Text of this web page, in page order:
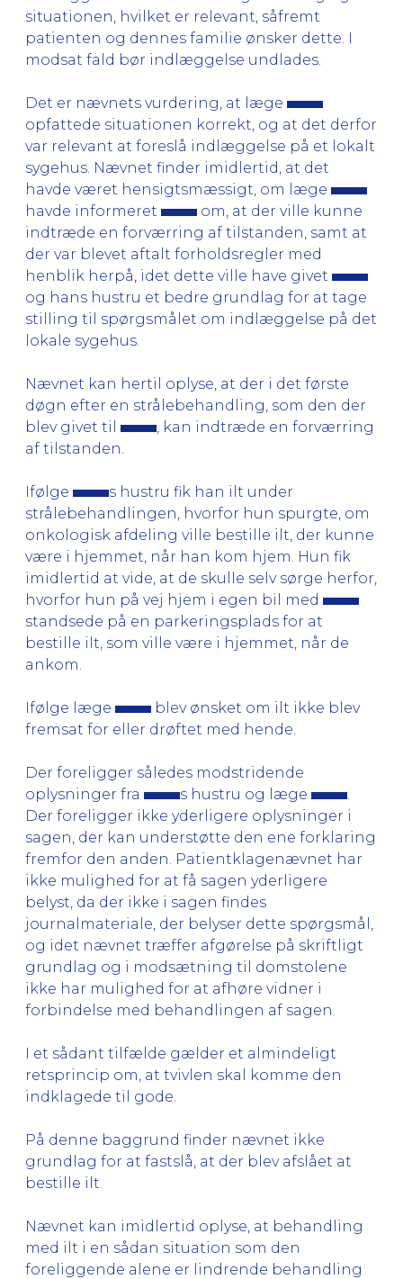
situationen, hvilket er relevant, såfremt
patienten og dennes familie ønsker dette. I
modsat fald bør indlæggelse undlades.
Det er nævnets vurdering, at læge
opfattede situationen korrekt, og at det derfor
var relevant at foreslå indlæggelse på et lokalt
sygehus. Nævnet finder imidlertid, at det
havde været hensigtsmæssigt, om læge
havde informeret
om, at der ville kunne
indtræde en forværring af tilstanden, samt at
der var blevet aftalt forholdsregler med
henblik herpå, idet dette ville have givet
og hans hustru et bedre grundlag for at tage
stilling til spørgsmålet om indlæggelse på det
lokale sygehus.
Nævnet kan hertil oplyse, at der i det første
døgn efter en strålebehandling, som den der
blev givet til
, kan indtræde en forværring
af tilstanden.
Ifølge
s hustru fik han ilt under
strålebehandlingen, hvorfor hun spurgte, om
onkologisk afdeling ville bestille ilt, der kunne
være i hjemmet, når han kom hjem. Hun fik
imidlertid at vide, at de skulle selv sørge herfor,
hvorfor hun på vej hjem i egen bil med
standsede på en parkeringsplads for at
bestille ilt, som ville være i hjemmet, når de
ankom.
Ifølge læge
blev ønsket om ilt ikke blev
fremsat for eller drøftet med hende.
Der foreligger således modstridende
oplysninger fra
s hustru og læge
Der foreligger ikke yderligere oplysninger i
sagen, der kan understøtte den ene forklaring
fremfor den anden. Patientklagenævnet har
ikke mulighed for at få sagen yderligere
belyst, da der ikke i sagen findes
journalmateriale, der belyser dette spørgsmål,
og idet nævnet træffer afgørelse på skriftligt
grundlag og i modsætning til domstolene
ikke har mulighed for at afhøre vidner i
forbindelse med behandlingen af sagen.
I et sådant tilfælde gælder et almindeligt
retsprincip om, at tvivlen skal komme den
indklagede til gode.
På denne baggrund finder nævnet ikke
grundlag for at fastslå, at der blev afslået at
bestille ilt.
Nævnet kan imidlertid oplyse, at behandling
med ilt i en sådan situation som den
foreliggende alene er lindrende behandling